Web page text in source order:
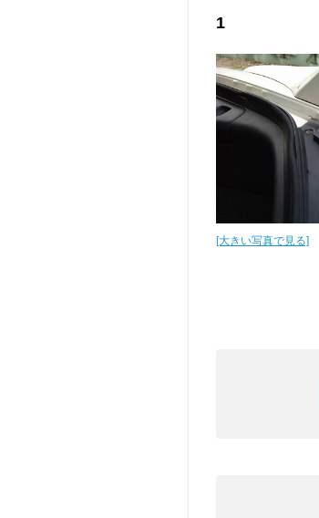
1
[大きい写真で見る]